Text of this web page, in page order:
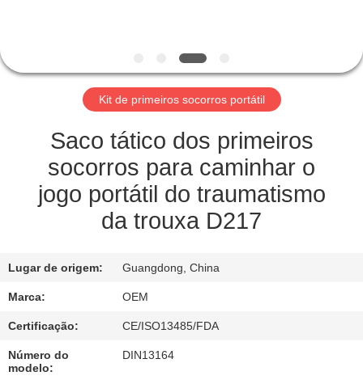
DE
QUALIDADE
CONTACTE-
NOS
NOTÍCIAS
CASOS
SOLICITE UM
ORÇAMENTO
Kit de primeiros socorros portátil
Saco tático dos primeiros
socorros para caminhar o
jogo portátil do traumatismo
da trouxa D217
Lugar de origem: Guangdong, China
Marca: OEM
Certificação: CE/ISO13485/FDA
Número do
modelo:
DIN13164